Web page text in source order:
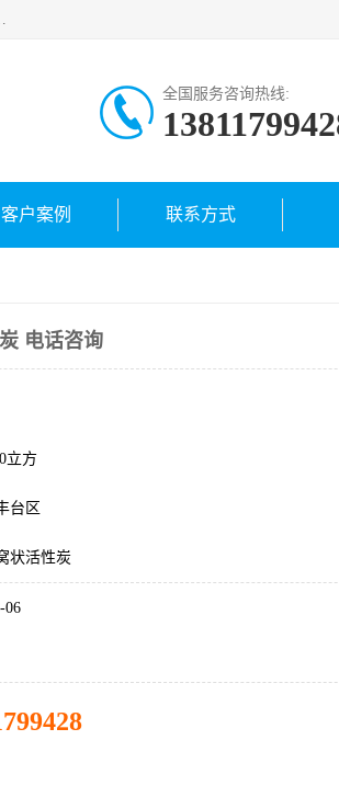
、服务保障。是您理想的合作伙伴。欢迎来电咨询！
全国服务咨询热线:
客户案例 联系方式
电话咨询
立方
台区
状活性炭
06